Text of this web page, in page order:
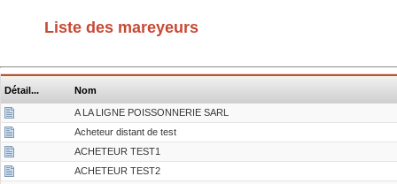
Liste des mareyeurs
Détail... Nom
A LA LIGNE POISSONNERIE SARL
Acheteur distant de test
ACHETEUR TEST1
ACHETEUR TEST2